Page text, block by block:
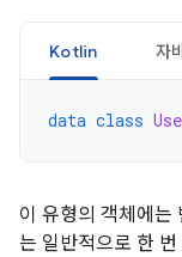
Kotlin 자
data class
이 유형의 객체에는
는 일반적으로 한